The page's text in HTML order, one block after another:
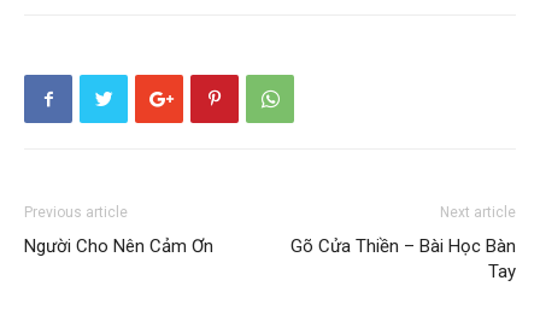
Previous article
Người Cho Nên Cảm Ơn
Next article
Gõ Cửa Thiền – Bài Học Bàn
Tay